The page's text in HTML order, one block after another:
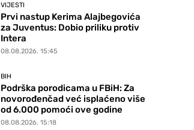
VIJESTI
Prvi nastup Kerima Alajbegovića
za Juventus: Dobio priliku protiv
Intera
08.08.2026. 15:45
BIH
Podrška porodicama u FBiH: Za
novorođenčad već isplaćeno više
od 6.000 pomoći ove godine
08.08.2026. 15:18